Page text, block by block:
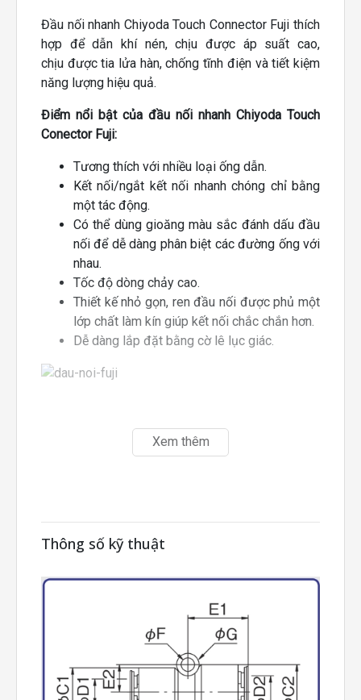
Đầu nối nhanh Chiyoda Touch Connector Fuji thích
hợp để dẫn khí nén, chịu được áp suất cao,
chịu được tia lửa hàn, chống tĩnh điện và tiết kiệm
năng lượng hiệu quả.
Điểm nổi bật của đầu nối nhanh Chiyoda Touch
Conector Fuji:
Tương thích với nhiều loại ống dẫn.
Kết nối/ngắt kết nối nhanh chóng chỉ bằng
một tác động.
Có thể dùng gioăng màu sắc đánh dấu đầu
nối để dễ dàng phân biệt các đường ống với
nhau.
Tốc độ dòng chảy cao.
Thiết kế nhỏ gọn, ren đầu nối được phủ một
lớp chất làm kín giúp kết nối chắc chắn hơn.
Dễ dàng lắp đặt bằng cờ lê lục giác.
Xem thêm
Thông số kỹ thuật